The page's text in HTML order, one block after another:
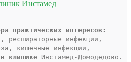
Инстамед
практических интересов:
респираторные инфекции,
кишечные инфекции,
клинике Инстамед-Домодедово.